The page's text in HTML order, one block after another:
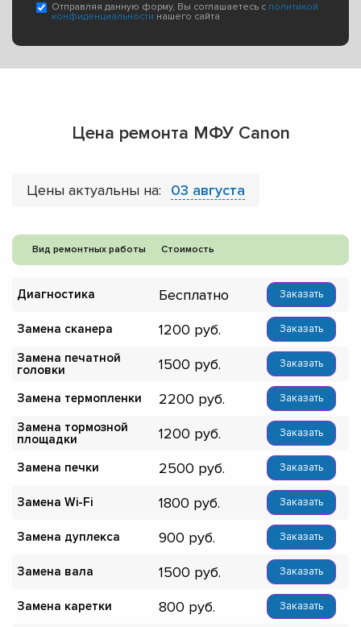
Отправляя данную форму, Вы соглашаетесь с политикой
конфиденциальности нашего сайта
Цена ремонта МФУ Canon
Цены актуальны на: 03 августа
Вид ремонтных работы Стоимость
Диагностика Бесплатно Заказать
Замена сканера 1200 Заказать
Замена печатной
головки
1500 Заказать
Замена термопленки 2200 Заказать
Замена тормозной
площадки
1200 Заказать
Замена печки 2500 Заказать
Замена Wi-Fi 1800 Заказать
Замена дуплекса 900 Заказать
Замена вала 1500 Заказать
Замена каретки 800 Заказать